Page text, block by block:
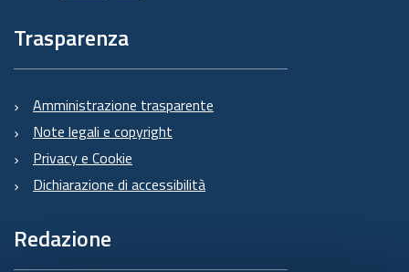
Trasparenza
Amministrazione trasparente
Note legali e copyright
Privacy e Cookie
Dichiarazione di accessibilità
Redazione